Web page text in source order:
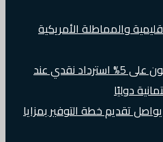
والمماطلة الأمريكية
أكثر من 5000فائز سيحصلون على 5% استرداد نقدي عند
تقديم خطة التوفير بمزايا